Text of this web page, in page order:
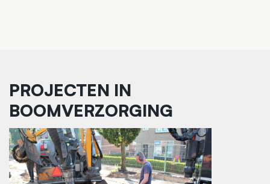
PROJECTEN IN
BOOMVERZORGING